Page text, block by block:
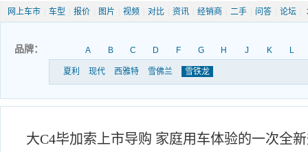
网上车市 车型 报价 图片 视频 对比 资讯 经销商 二手 问答 论坛
品牌： A B C D F G H J K L
夏利 现代 西雅特 雪佛兰 雪铁龙
大C4毕加索上市导购 家庭用车体验的一次全